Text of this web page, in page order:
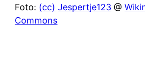
Foto: (cc) Jespertje123 @
Commons